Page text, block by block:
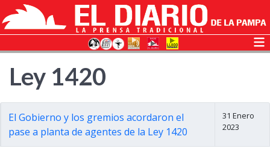
Ley 1420
El Gobierno y los gremios acordaron el
pase a planta de agentes de la Ley 1420
31 Enero
2023